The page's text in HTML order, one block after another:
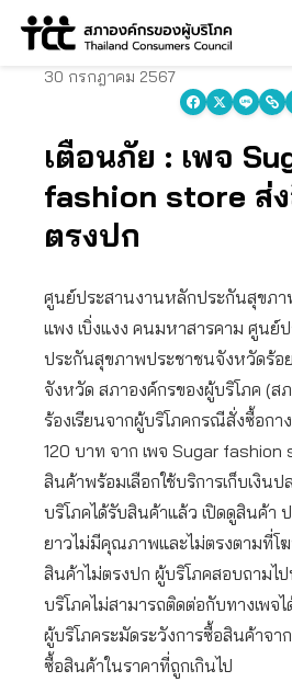
Skip
30 กรกฎาคม 2567
เตือนภัย : เพจ
fashion store ส่
ตรงปก
ศูนย์ประสานงานหลักประกันสุขภา
แพง เบิ่งแงง คนมหาสารคาม ศูนย์
ประกันสุขภาพประชาชนจังหวัดร้อ
จังหวัด สภาองค์กรของผู้บริโภค (สภ
ร้องเรียนจากผู้บริโภคกรณีสั่งซื้อกาง
120 บาท จาก เพจ Sugar fashion
สินค้าพร้อมเลือกใช้บริการเก็บเงิน
บริโภคได้รับสินค้าแล้ว เปิดดูสินค้า
ยาวไม่มีคุณภาพและไม่ตรงตามที่โ
สินค้าไม่ตรงปก ผู้บริโภคสอบถามไ
บริโภคไม่สามารถติดต่อกับทางเพจ
ผู้บริโภคระมัดระวังการซื้อสินค้าจา
ซื้อสินค้าในราคาที่ถูกเกินไป